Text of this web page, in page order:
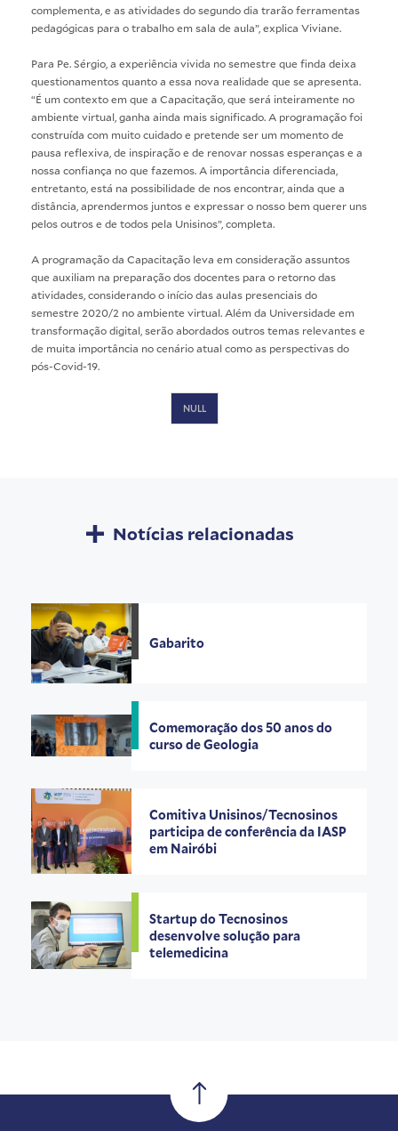
complementa, e as atividades do segundo dia trarão ferramentas
pedagógicas para o trabalho em sala de aula”, explica Viviane.
Para Pe. Sérgio, a experiência vivida no semestre que finda deixa
questionamentos quanto a essa nova realidade que se apresenta.
“É um contexto em que a Capacitação, que será inteiramente no
ambiente virtual, ganha ainda mais significado. A programação foi
construída com muito cuidado e pretende ser um momento de
pausa reflexiva, de inspiração e de renovar nossas esperanças e a
nossa confiança no que fazemos. A importância diferenciada,
entretanto, está na possibilidade de nos encontrar, ainda que a
distância, aprendermos juntos e expressar o nosso bem querer uns
pelos outros e de todos pela Unisinos”, completa.
A programação da Capacitação leva em consideração assuntos
que auxiliam na preparação dos docentes para o retorno das
atividades, considerando o início das aulas presenciais do
semestre 2020/2 no ambiente virtual. Além da Universidade em
transformação digital, serão abordados outros temas relevantes e
de muita importância no cenário atual como as perspectivas do
pós-Covid-19.
NULL
Notícias relacionadas
Gabarito
Comemoração dos 50 anos do
curso de Geologia
Comitiva Unisinos/Tecnosinos
participa de conferência da IASP
em Nairóbi
Startup do Tecnosinos
desenvolve solução para
telemedicina